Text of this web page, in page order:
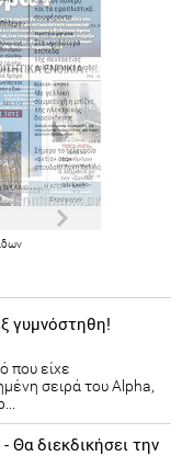
γυμνόστηθη!
που είχε
σειρά του Alpha,
Θα διεκδικήσει την